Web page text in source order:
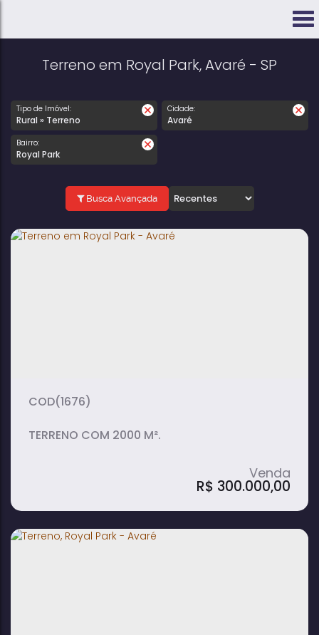
Terreno em Royal Park, Avaré - SP
Tipo de Imóvel:
Rural » Terreno
Cidade:
Avaré
Bairro:
Royal Park
Busca Avançada
R$ 300.000,00
(1676)
TERRENO COM 2000 M².